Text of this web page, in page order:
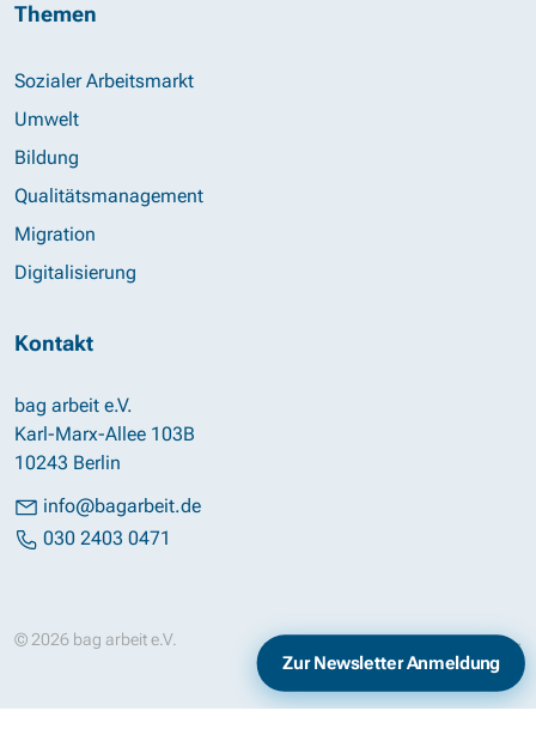
Themen
Sozialer Arbeitsmarkt
Umwelt
Bildung
Qualitätsmanagement
Migration
Digitalisierung
Kontakt
bag arbeit e.V.
Karl-Marx-Allee 103B
10243 Berlin
info@bagarbeit.de
030 2403 0471
© 2026 bag arbeit e.V. Datenschutz
Zur Newsletter Anmeldung